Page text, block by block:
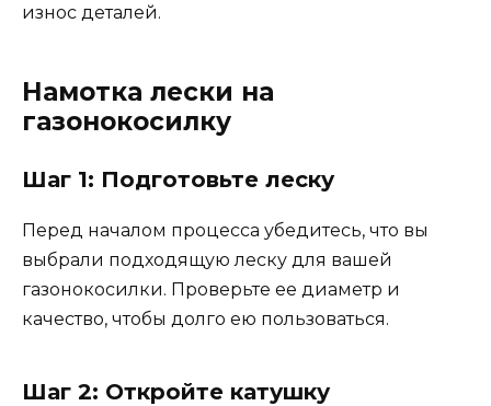
износ деталей.
Намотка лески на
газонокосилку
Шаг 1: Подготовьте леску
Перед началом процесса убедитесь, что вы
выбрали подходящую леску для вашей
газонокосилки. Проверьте ее диаметр и
качество, чтобы долго ею пользоваться.
Шаг 2: Откройте катушку